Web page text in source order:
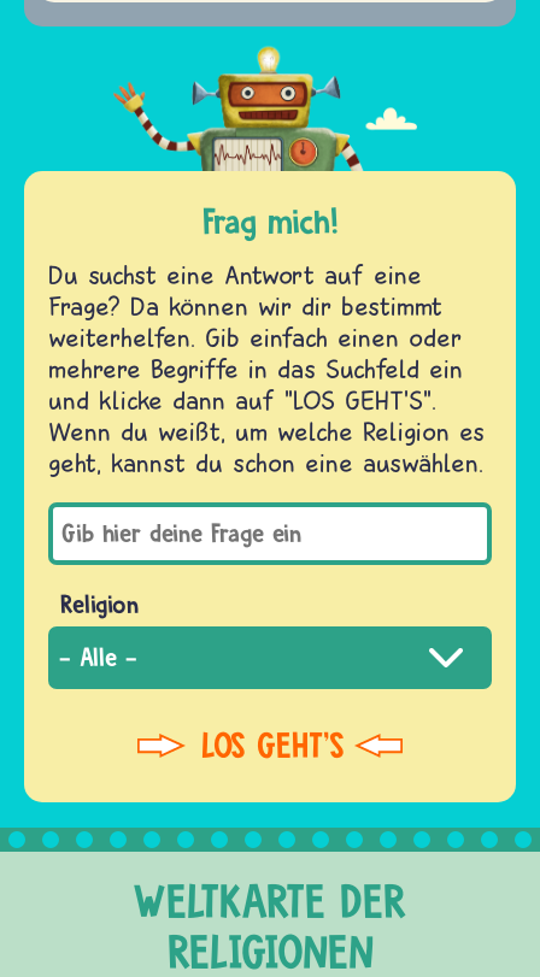
Frag mich!
Du suchst eine Antwort auf eine
Frage? Da können wir dir bestimmt
weiterhelfen. Gib einfach einen oder
mehrere Begriffe in das Suchfeld ein
und klicke dann auf "LOS GEHT'S".
Wenn du weißt, um welche Religion es
geht, kannst du schon eine auswählen.
Religion